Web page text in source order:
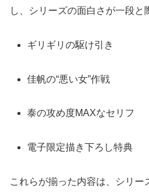
し、シリーズの面白さが一段と
ギリギリの駆け引き
佳帆の“悪い女”作戦
泰の攻め度MAXなセリフ
電子限定描き下ろし特典
これらが揃った内容は、シリー